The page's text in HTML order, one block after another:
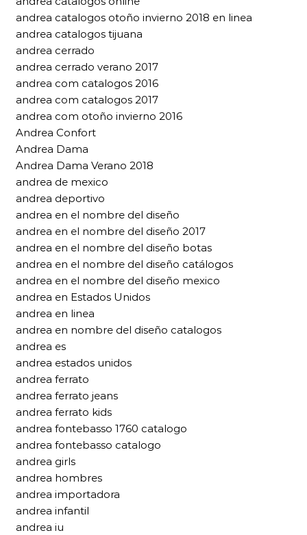
andrea catalogos otoño invierno 2018 en linea
andrea catalogos tijuana
andrea cerrado
andrea cerrado verano 2017
andrea com catalogos 2016
andrea com catalogos 2017
andrea com otoño invierno 2016
Andrea Confort
Andrea Dama
Andrea Dama Verano 2018
andrea de mexico
andrea deportivo
andrea en el nombre del diseño
andrea en el nombre del diseño 2017
andrea en el nombre del diseño botas
andrea en el nombre del diseño catálogos
andrea en el nombre del diseño mexico
andrea en Estados Unidos
andrea en linea
andrea en nombre del diseño catalogos
andrea es
andrea estados unidos
andrea ferrato
andrea ferrato jeans
andrea ferrato kids
andrea fontebasso 1760 catalogo
andrea fontebasso catalogo
andrea girls
andrea hombres
andrea importadora
andrea infantil
andrea iu